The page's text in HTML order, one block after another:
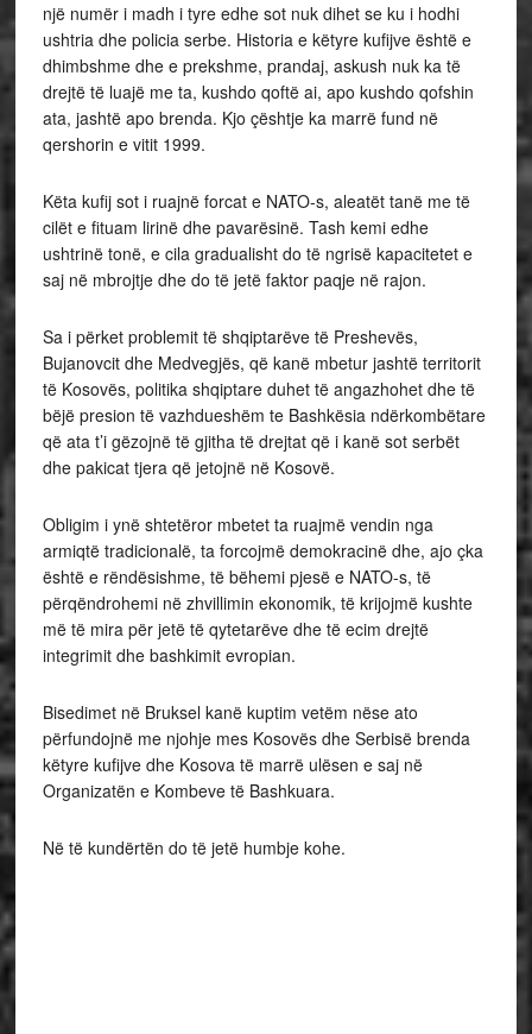
një numër i madh i tyre edhe sot nuk dihet se ku i hodhi
ushtria dhe policia serbe. Historia e këtyre kufijve është e
dhimbshme dhe e prekshme, prandaj, askush nuk ka të
drejtë të luajë me ta, kushdo qoftë ai, apo kushdo qofshin
ata, jashtë apo brenda. Kjo çështje ka marrë fund në
qershorin e vitit 1999.
Këta kufij sot i ruajnë forcat e NATO-s, aleatët tanë me të
cilët e fituam lirinë dhe pavarësinë. Tash kemi edhe
ushtrinë tonë, e cila gradualisht do të ngrisë kapacitetet e
saj në mbrojtje dhe do të jetë faktor paqje në rajon.
Sa i përket problemit të shqiptarëve të Preshevës,
Bujanovcit dhe Medvegjës, që kanë mbetur jashtë territorit
të Kosovës, politika shqiptare duhet të angazhohet dhe të
bëjë presion të vazhdueshëm te Bashkësia ndërkombëtare
që ata t’i gëzojnë të gjitha të drejtat që i kanë sot serbët
dhe pakicat tjera që jetojnë në Kosovë.
Obligim i ynë shtetëror mbetet ta ruajmë vendin nga
armiqtë tradicionalë, ta forcojmë demokracinë dhe, ajo çka
është e rëndësishme, të bëhemi pjesë e NATO-s, të
përqëndrohemi në zhvillimin ekonomik, të krijojmë kushte
më të mira për jetë të qytetarëve dhe të ecim drejtë
integrimit dhe bashkimit evropian.
Bisedimet në Bruksel kanë kuptim vetëm nëse ato
përfundojnë me njohje mes Kosovës dhe Serbisë brenda
këtyre kufijve dhe Kosova të marrë ulësen e saj në
Organizatën e Kombeve të Bashkuara.
Në të kundërtën do të jetë humbje kohe.